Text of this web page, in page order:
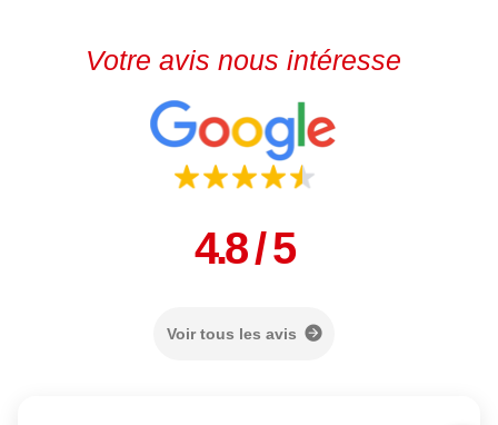
Votre avis nous intéresse
4.8 / 5
Voir tous les avis